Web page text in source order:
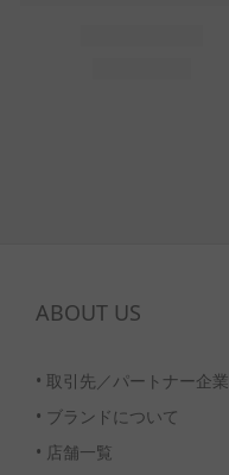
ABOUT US
• 取引先／パートナー企業
• ブランドについて
• 店舗一覧